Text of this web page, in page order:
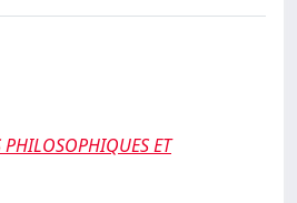
PHILOSOPHIQUES ET